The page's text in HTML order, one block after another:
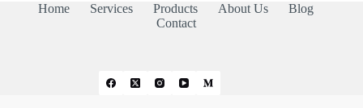
Home Services Products About Us
Blog
Contact